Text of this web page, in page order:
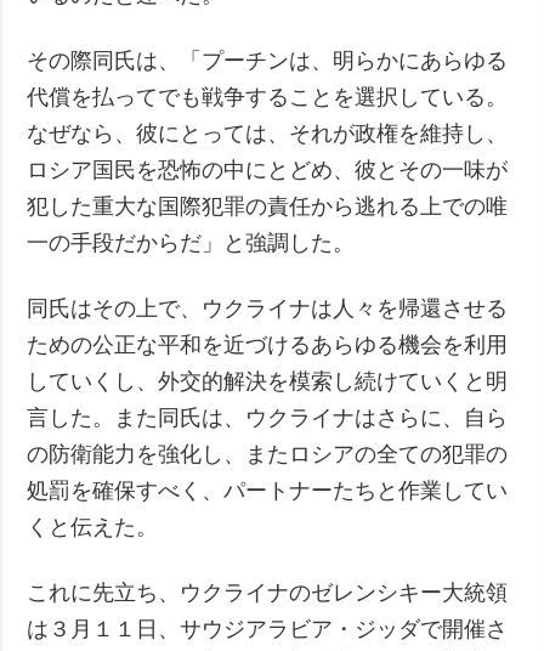
その際同氏は、「プーチンは、明らかにあらゆる
代償を払ってでも戦争することを選択している。
なぜなら、彼にとっては、それが政権を維持し、
ロシア国民を恐怖の中にとどめ、彼とその一味が
犯した重大な国際犯罪の責任から逃れる上での唯
一の手段だからだ」と強調した。
同氏はその上で、ウクライナは人々を帰還させる
ための公正な平和を近づけるあらゆる機会を利用
していくし、外交的解決を模索し続けていくと明
言した。また同氏は、ウクライナはさらに、自ら
の防衛能力を強化し、またロシアの全ての犯罪の
処罰を確保すべく、パートナーたちと作業してい
くと伝えた。
これに先立ち、ウクライナのゼレンシキー大統領
は３月１１日、サウジアラビア・ジッダで開催さ